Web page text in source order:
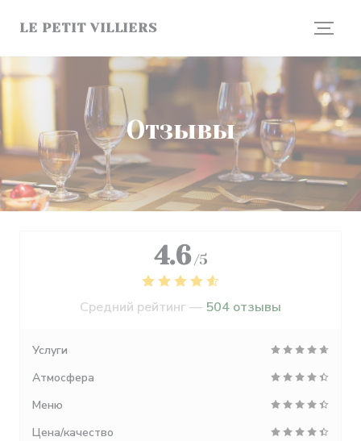
LE PETIT VILLIERS
Отзывы
4.6 /5
Средний рейтинг — 504 отзывы
Услуги
Атмосфера
Меню
Цена/качество